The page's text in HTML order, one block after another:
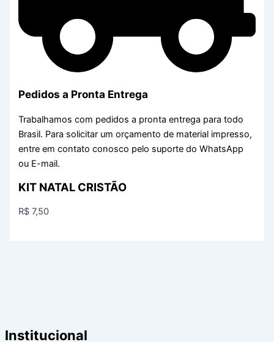
Pedidos a Pronta Entrega
Trabalhamos com pedidos a pronta entrega para todo
Brasil. Para solicitar um orçamento de material impresso,
entre em contato conosco pelo suporte do WhatsApp
ou E-mail.
KIT NATAL CRISTÃO
R$ 7,50
Institucional